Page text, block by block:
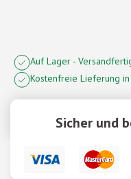
Auf Lager -
Kostenfreie Lieferung
Sicher und